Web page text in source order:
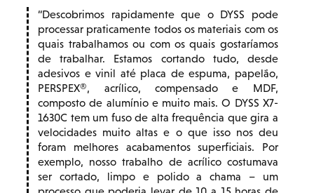
Descobrimos rapidamente que o DYSS pode
processar praticamente todos os materiais com os
quais trabalhamos ou com os quais gostaríamos
de trabalhar. Estamos cortando tudo, desde
adesivos e vinil até placa de espuma, papelão,
PERSPEX®, acrílico, compensado e MDF,
composto de alumínio e muito mais. O DYSS X7-
1630C tem um fuso de alta frequência que gira a
velocidades muito altas e o que isso nos deu
foram melhores acabamentos superficiais. Por
exemplo, nosso trabalho de acrílico costumava
ser cortado, limpo e polido a chama – um